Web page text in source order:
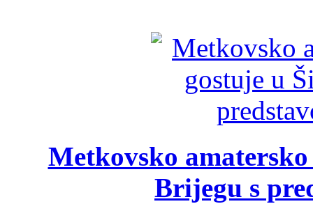
Metkovsko
Brijegu s